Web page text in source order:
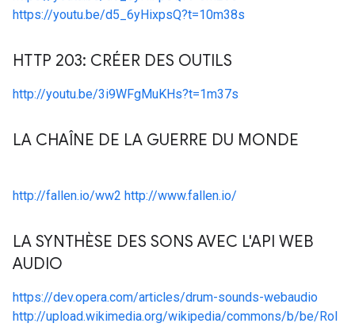
https://youtu.be/d5_6yHixpsQ?t=10m38s
HTTP 203: CRÉER DES OUTILS
http://youtu.be/3i9WFgMuKHs?t=1m37s
LA CHAÎNE DE LA GUERRE DU MONDE
http://fallen.io/ww2 http://www.fallen.io/
LA SYNTHÈSE DES SONS AVEC L'API WEB
AUDIO
https://dev.opera.com/articles/drum-sounds-webaudio
http://upload.wikimedia.org/wikipedia/commons/b/be/Rol